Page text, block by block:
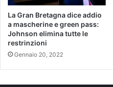
La Gran Bretagna dice addio
a mascherine e green pass:
Johnson elimina tutte le
restrinzioni
Gennaio 20, 2022